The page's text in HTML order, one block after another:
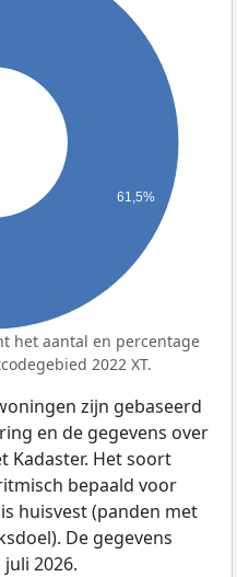
61,5%
het aantal en percentage
2022 XT.
zijn gebaseerd
en de gegevens over
Kadaster. Het soort
bepaald voor
huisvest (panden met
De gegevens
2026.